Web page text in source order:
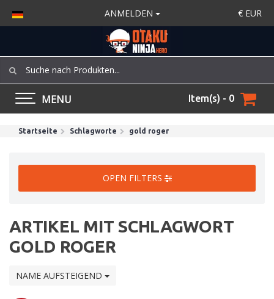
ANMELDEN € EUR
MENU Item(s) - 0
Startseite Schlagworte gold roger
OPEN FILTERS
ARTIKEL MIT SCHLAGWORT
GOLD ROGER
NAME AUFSTEIGEND